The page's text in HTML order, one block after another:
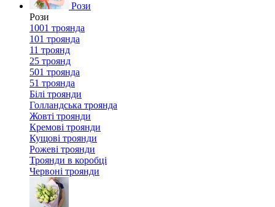
Рози
Рози
1001 троянда
101 троянда
11 троянд
25 троянд
501 троянда
51 троянда
Білі троянди
Голландська троянда
Жовті троянди
Кремові троянди
Кущові троянди
Рожеві троянди
Троянди в коробці
Червоні троянди